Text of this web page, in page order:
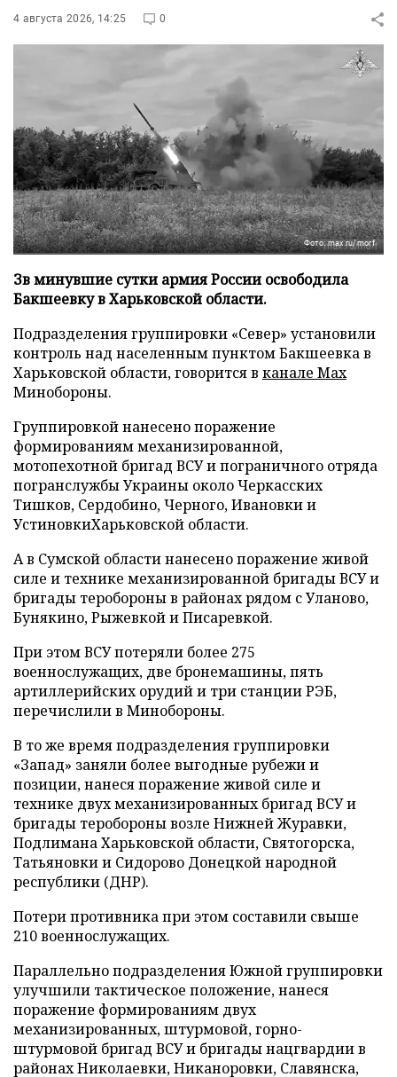
4 августа 2026, 14:25 0
Фото: max.ru/morf
Зв минувшие сутки армия России освободила
Бакшеевку в Харьковской области.
Подразделения группировки «Север» установили
контроль над населенным пунктом Бакшеевка в
Харьковской области, говорится в канале Max
Минобороны.
Группировкой нанесено поражение
формированиям механизированной,
мотопехотной бригад ВСУ и пограничного отряда
погранслужбы Украины около Черкасских
Тишков, Сердобино, Черного, Ивановки и
УстиновкиХарьковской области.
А в Сумской области нанесено поражение живой
силе и технике механизированной бригады ВСУ и
бригады теробороны в районах рядом с Уланово,
Бунякино, Рыжевкой и Писаревкой.
При этом ВСУ потеряли более 275
военнослужащих, две бронемашины, пять
артиллерийских орудий и три станции РЭБ,
перечислили в Минобороны.
В то же время подразделения группировки
«Запад» заняли более выгодные рубежи и
позиции, нанеся поражение живой силе и
технике двух механизированных бригад ВСУ и
бригады теробороны возле Нижней Журавки,
Подлимана Харьковской области, Святогорска,
Татьяновки и Сидорово Донецкой народной
республики (ДНР).
Потери противника при этом составили свыше
210 военнослужащих.
Параллельно подразделения Южной группировки
улучшили тактическое положение, нанеся
поражение формированиям двух
механизированных, штурмовой, горно-
штурмовой бригад ВСУ и бригады нацгвардии в
районах Николаевки, Никаноровки, Славянска,